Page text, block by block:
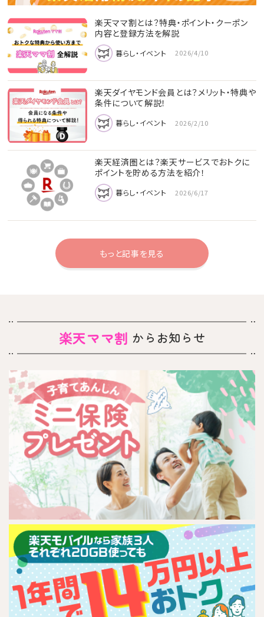
楽天ママ割とは？特典・ポイント・クーポン
内容と登録方法を解説
暮らし・イベント 2026/4/10
楽天ダイヤモンド会員とは？メリット・特典や
条件について解説！
暮らし・イベント 2026/2/10
楽天経済圏とは？楽天サービスでおトクに
ポイントを貯める方法を紹介！
暮らし・イベント 2026/6/17
もっと記事を見る
楽天ママ割 からお知らせ